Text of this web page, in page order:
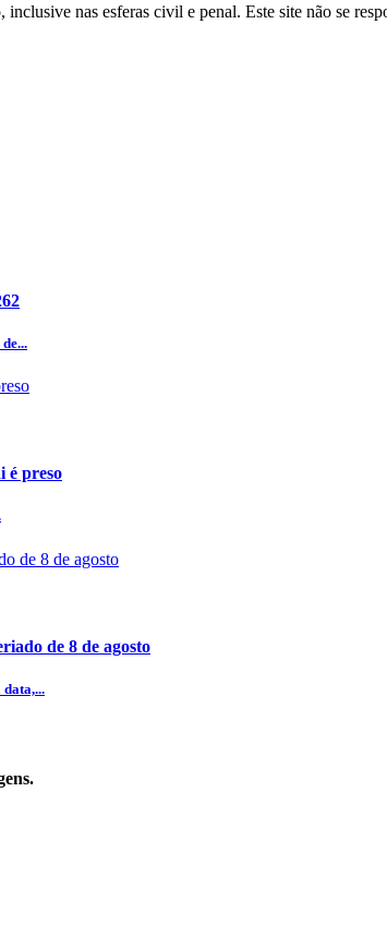
nas esferas civil e penal. Este site não se
é preso
de 8 de agosto
data,...